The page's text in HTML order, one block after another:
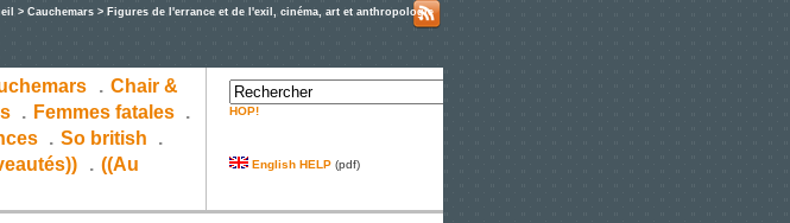
> Cauchemars > Figures de l'errance et de l'exil, cinéma, art et anthropologie
. Chair &
. Femmes fatales
.
. So british
.
. ((Au
HOP!
English HELP (pdf)